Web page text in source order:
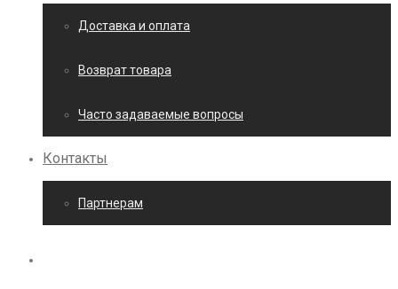
Доставка и оплата
Возврат товара
Часто задаваемые вопросы
Контакты
Партнерам